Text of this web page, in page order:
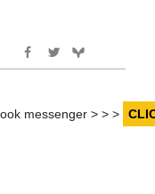
messenger > > >